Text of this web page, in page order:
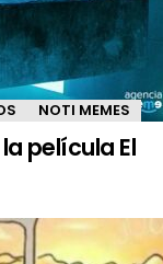
NOTI MEMES
película El